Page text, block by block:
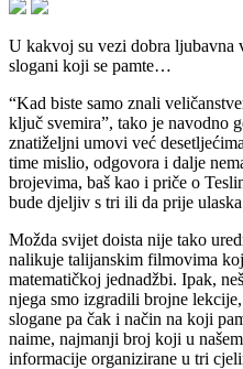
U kakvoj su vezi dobra ljubavna
slogani koji se pamte…
“Kad biste samo znali
ključ svemira”, tako je navodno
znatiželjni umovi već
time mislio, odgovora i dalje
brojevima, baš kao i priče o
bude djeljiv s tri ili da prije
Možda svijet doista nije tako
nalikuje talijanskim filmovima
matematičkoj jednadžbi. Ipak,
njega smo izgradili brojne
slogane pa čak i način na koji
naime, najmanji broj koji u
informacije organizirane u tri